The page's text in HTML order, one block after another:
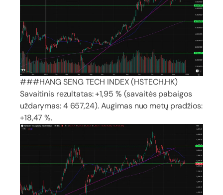
###HANG SENG TECH INDEX (HSTECH.HK)
Savaitinis rezultatas: +1,95 % (savaitės pabaigos
uždarymas: 4 657,24). Augimas nuo metų pradžios:
+18,47 %.